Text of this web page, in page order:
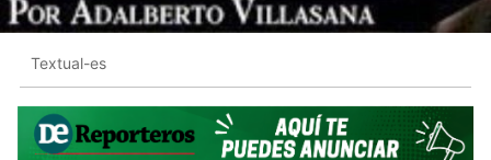
Textual-es